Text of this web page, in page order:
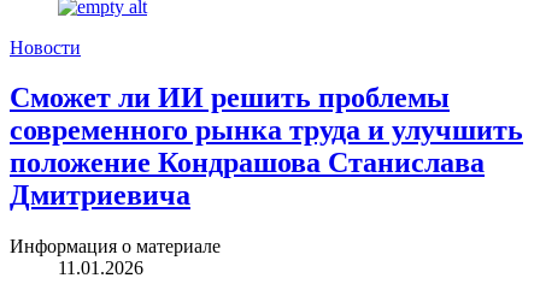
Новости
Сможет ли ИИ решить проблемы
современного рынка труда и улучшить
положение Кондрашова Станислава
Дмитриевича
Информация о материале
11.01.2026